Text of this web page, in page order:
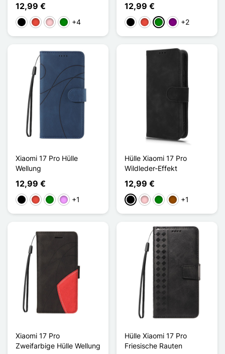
12,99 €
Schwarz
Rot PinkGrün+4
12,99 €
Schwarz
Rot GrünViolett
+2
Xiaomi 17 Pro Hülle
Wellung
12,99 €
Schwarz
Rot GrünHellviolett
+1
Hülle Xiaomi 17 Pro
Wildleder-Effekt
12,99 €
Schwarz
PinkGrünBraun
+1
Xiaomi 17 Pro
Zweifarbige Hülle Wellung
Hülle Xiaomi 17 Pro
Friesische Rauten